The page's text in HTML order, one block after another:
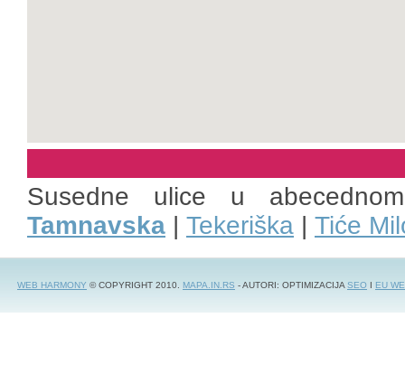
Susedne ulice u
Tamnavska | Tekeriška | Tiće
WEB HARMONY © COPYRIGHT 2010. MAPA.IN.RS - AUTORI: OPTIMIZACIJASEO I EU